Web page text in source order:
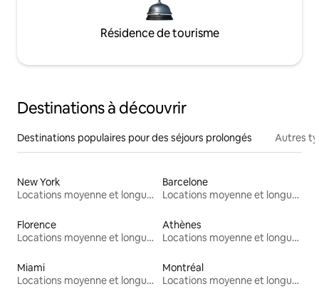
Résidence de tourisme
Destinations à découvrir
Destinations populaires pour des séjours prolongés Autres
New York
Locations moyenne et longue durée
Barcelone
Locations moyenne et longue durée
Florence
Locations moyenne et longue durée
Athènes
Locations moyenne et longue durée
Miami
Locations moyenne et longue durée
Montréal
Locations moyenne et longue durée